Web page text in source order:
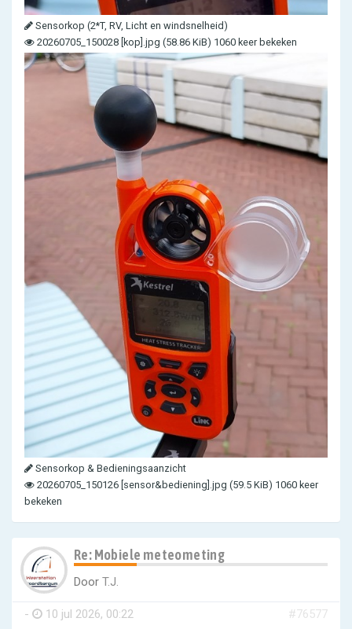
Sensorkop (2*T, RV, Licht en windsnelheid)
20260705_150028 [kop].jpg (58.86 KiB) 1060 keer bekeken
Sensorkop & Bedieningsaanzicht
20260705_150126 [sensor&bediening].jpg (59.5 KiB) 1060 keer
bekeken
Re: Mobiele meteometing
Door T.J.
- 10 jul 2026, 00:22
#76577